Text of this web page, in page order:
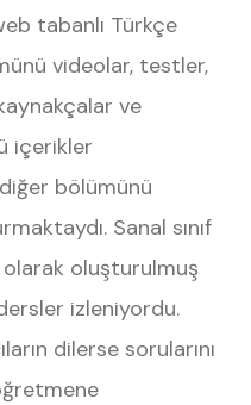
tabanlı Türkçe
videolar, testler,
ve
içerikler
bölümünü
Sanal sınıf
oluşturulmuş
izleniyordu.
dilerse sorularını